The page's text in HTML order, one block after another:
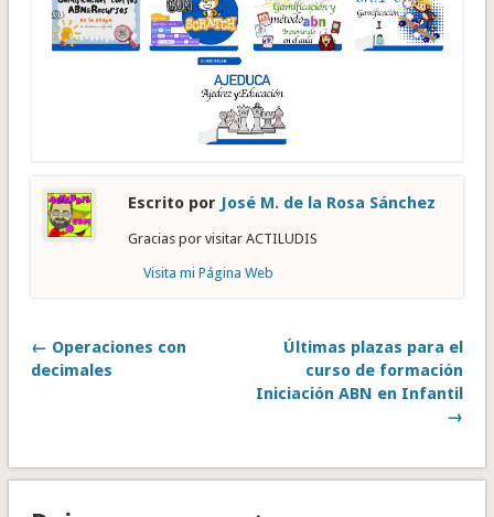
Escrito por José M. de la Rosa Sánchez
Gracias por visitar ACTILUDIS
Visita mi Página Web
← Operaciones con
decimales
Últimas plazas para el
curso de formación
Iniciación ABN en Infantil
→